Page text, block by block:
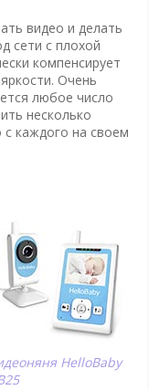
видео и делать
сети с плохой
компенсирует
Очень
любое число
несколько
каждого на своем
HelloBaby